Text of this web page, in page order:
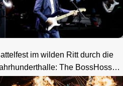
im wilden Ritt durch die
The BossHoss
in Frankfurt